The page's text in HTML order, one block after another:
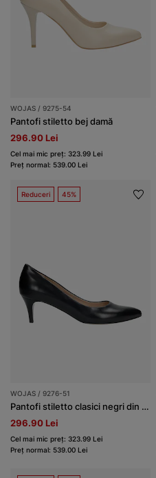
WOJAS / 9275-54
Pantofi stiletto bej damă
296.90 Lei
Cel mai mic preț: 323.99 Lei
Preț normal: 539.00 Lei
Reduceri 45%
WOJAS / 9276-51
Pantofi stiletto clasici negri din piele granulată damă
296.90 Lei
Cel mai mic preț: 323.99 Lei
Preț normal: 539.00 Lei